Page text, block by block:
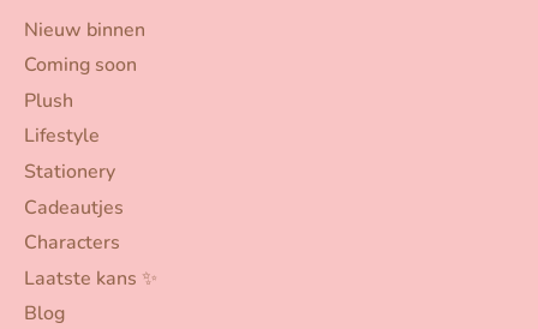
Nieuw binnen
Coming soon
Plush
Lifestyle
Stationery
Cadeautjes
Characters
Laatste kans ✨
Blog